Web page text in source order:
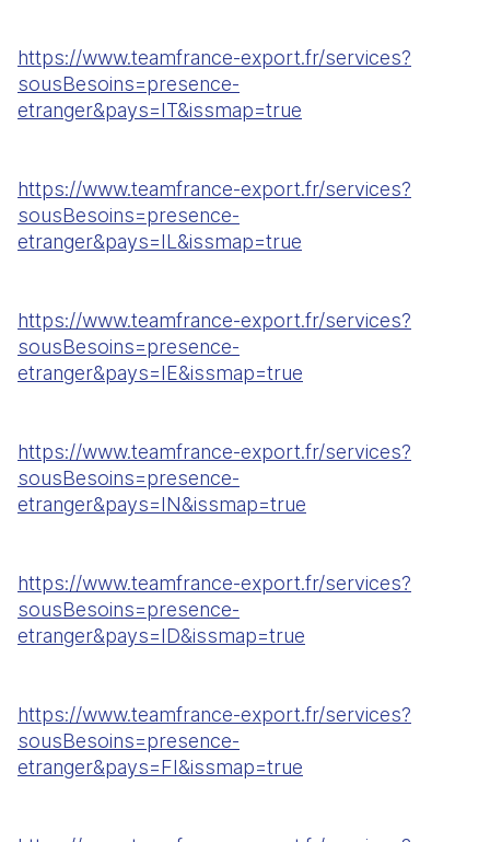
https://www.teamfrance-export.fr/services?
sousBesoins=presence-
etranger&pays=IT&issmap=true
https://www.teamfrance-export.fr/services?
sousBesoins=presence-
etranger&pays=IL&issmap=true
https://www.teamfrance-export.fr/services?
sousBesoins=presence-
etranger&pays=IE&issmap=true
https://www.teamfrance-export.fr/services?
sousBesoins=presence-
etranger&pays=IN&issmap=true
https://www.teamfrance-export.fr/services?
sousBesoins=presence-
etranger&pays=ID&issmap=true
https://www.teamfrance-export.fr/services?
sousBesoins=presence-
etranger&pays=FI&issmap=true